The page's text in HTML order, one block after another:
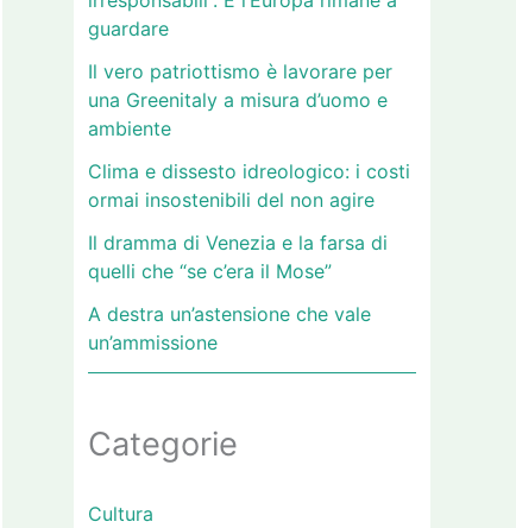
guardare
Il vero patriottismo è lavorare per
una Greenitaly a misura d’uomo e
ambiente
Clima e dissesto idreologico: i costi
ormai insostenibili del non agire
Il dramma di Venezia e la farsa di
quelli che “se c’era il Mose”
A destra un’astensione che vale
un’ammissione
Categorie
Cultura